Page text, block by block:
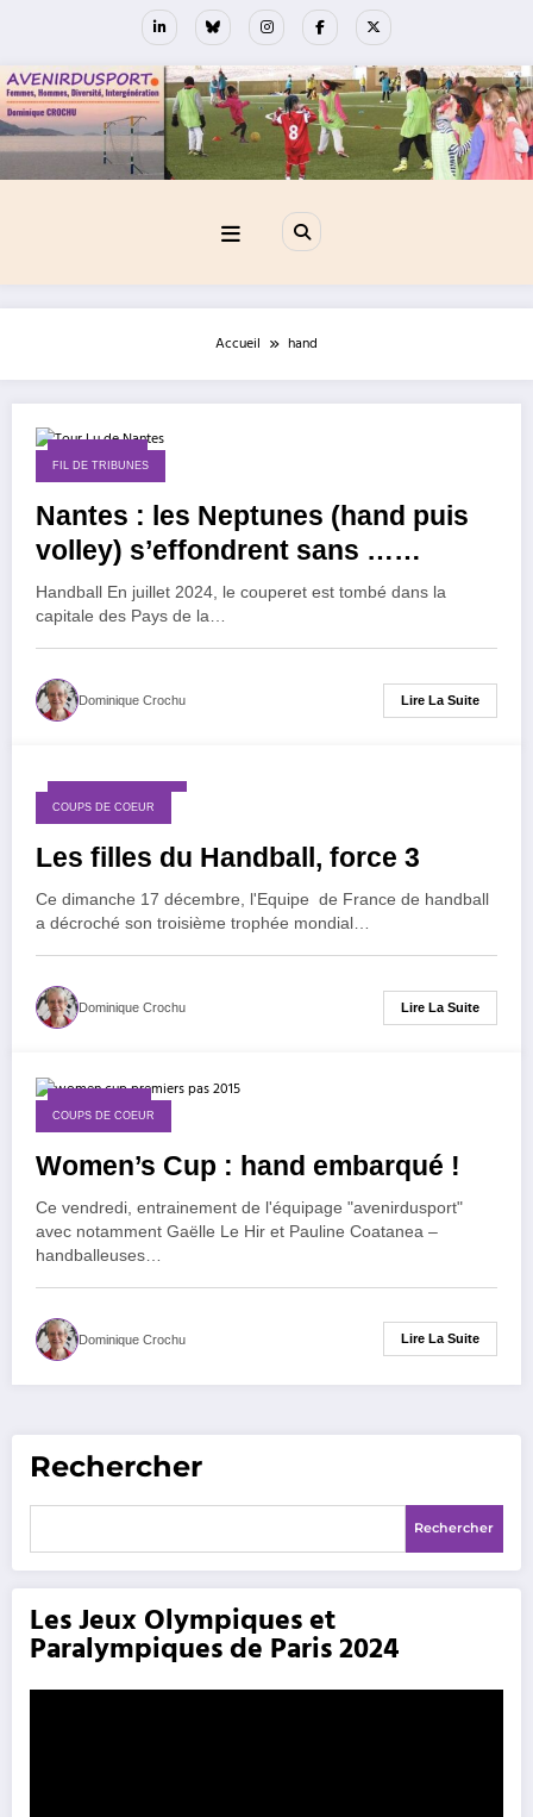
Accueil hand
10 juin 2025
FIL DE TRIBUNES
Nantes : les Neptunes (hand puis
volley) s’effondrent sans …
Réalités
Handball En juillet 2024, le couperet est tombé dans la
capitale des Pays de la…
Dominique Crochu Lire La Suite
18 décembre 2023
COUPS DE COEUR
Les filles du Handball, force 3
Ce dimanche 17 décembre, l'Equipe de France de handball
a décroché son troisième trophée mondial…
Dominique Crochu Lire La Suite
COUPS DE COEUR
Women’s Cup : hand embarqué !
Ce vendredi, entrainement de l'équipage "avenirdusport"
avec notamment Gaëlle Le Hir et Pauline Coatanea –
handballeuses…
Dominique Crochu Lire La Suite
Rechercher
Rechercher
Les Jeux Olympiques et
Paralympiques de Paris 2024